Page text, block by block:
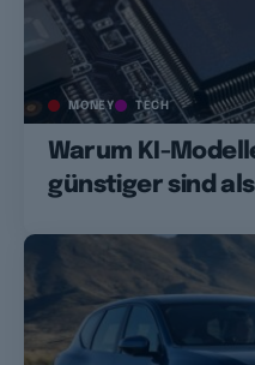
MONEY TECH
Warum KI-
günstiger sind als